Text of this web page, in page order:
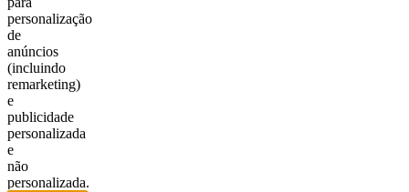
personalização
de
anúncios
(incluindo
remarketing)
e
publicidade
personalizada
e
não
personalizada.